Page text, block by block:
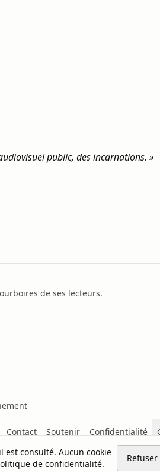
public, des incarnations. »
de ses lecteurs.
Contact Soutenir Confidentialité
est consulté. Aucun cookie
de confidentialité.
Refuser